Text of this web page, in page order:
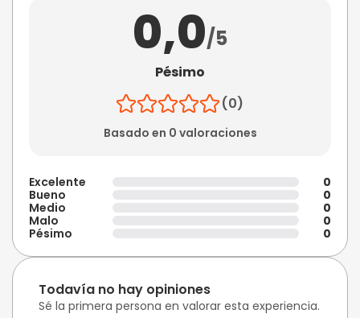
0,0/5
Pésimo
(0)
Basado en 0 valoraciones
Excelente
0
Bueno
0
Medio
0
Malo
0
Pésimo
0
Todavía no hay opiniones
Sé la primera persona en valorar esta experiencia.